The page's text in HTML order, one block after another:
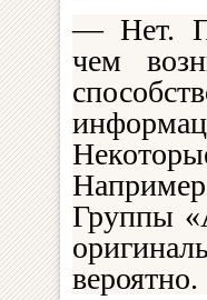
— Нет.
чем
Группы
вероятно.